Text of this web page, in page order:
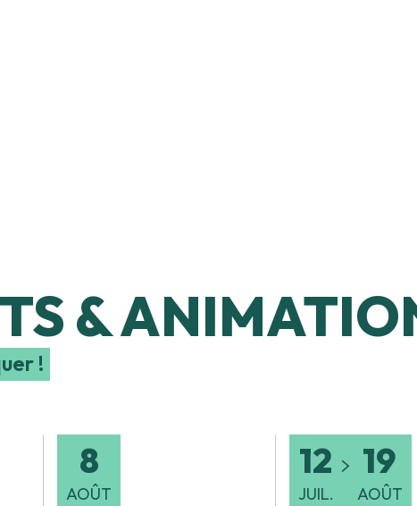
&
!
DE
8
AOÛT
12
JUIL.
19
AOÛT